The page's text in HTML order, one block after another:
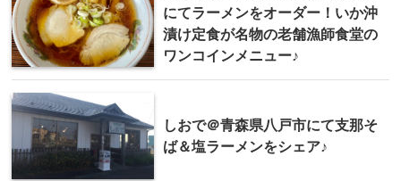
にてラーメンをオーダー！いか沖
漬け定食が名物の老舗漁師食堂の
ワンコインメニュー♪
しおで＠青森県八戸市にて支那そ
ば＆塩ラーメンをシェア♪